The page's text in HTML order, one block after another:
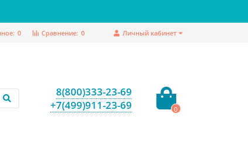
Личный кабинет
Сравнение: 0
0
8(800)333-23-69
+7(499)911-23-69
0